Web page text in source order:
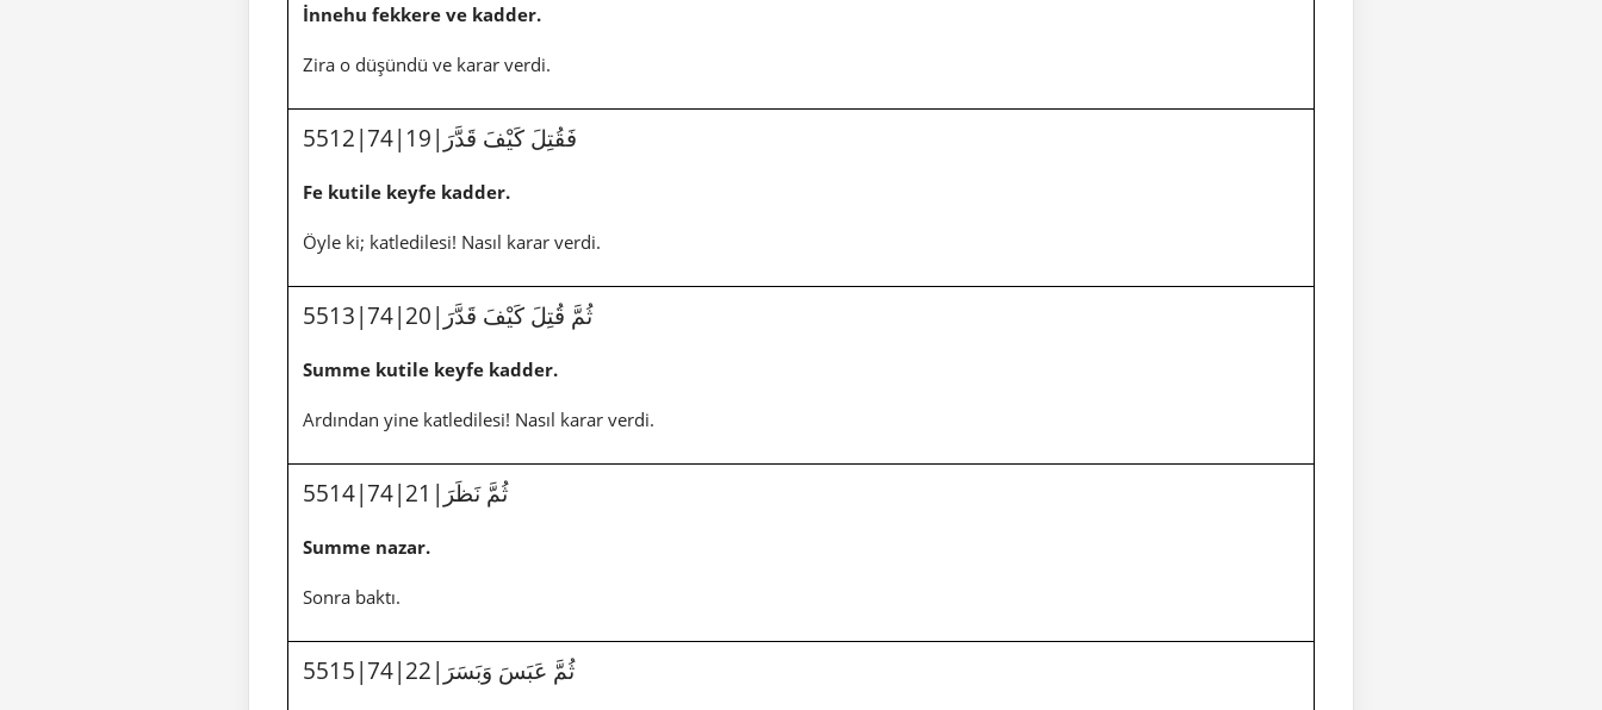
İnnehu fekkere ve kadder.
Zira o düşündü ve karar verdi.
5512|74|19|فَقُتِلَ كَيْفَ قَدَّرَ
Fe kutile keyfe kadder.
Öyle ki; katledilesi! Nasıl karar verdi.
5513|74|20|ثُمَّ قُتِلَ كَيْفَ قَدَّرَ
Summe kutile keyfe kadder.
Ardından yine katledilesi! Nasıl karar verdi.
5514|74|21|ثُمَّ نَظَرَ
Summe nazar.
Sonra baktı.
5515|74|22|ثُمَّ عَبَسَ وَبَسَرَ